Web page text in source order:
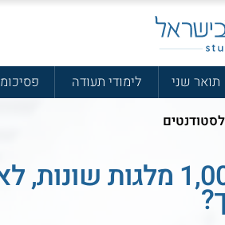
תואר שני לימודי תעודה
מעל 1,000 מלגות